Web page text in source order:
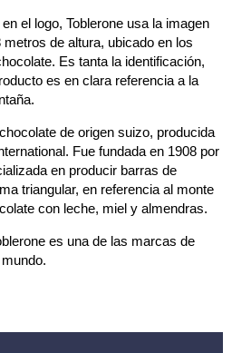
el logo, Toblerone usa la imagen
de altura, ubicado en los
Es tanta la identificación,
es en clara referencia a la
de origen suizo, producida
Fue fundada en 1908 por
en producir barras de
triangular, en referencia al monte
con leche, miel y almendras.
es una de las marcas de